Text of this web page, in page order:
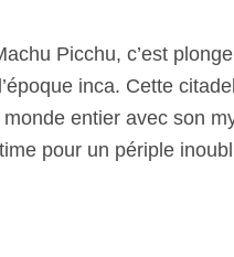
Picchu, c’est
inca. Cette
entier avec son
pour un périple